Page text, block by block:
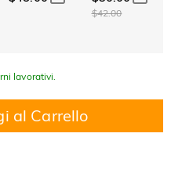
$0.00
$0.00
$42.00
lavorativi.
al Carrello